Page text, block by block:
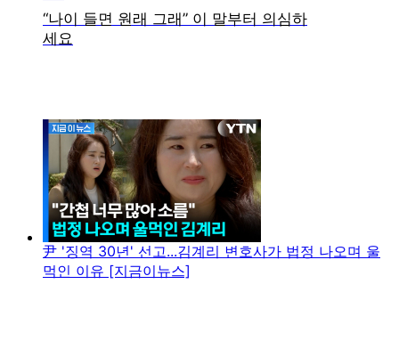
尹 '징역 30년' 선고...김계리 변호사가 법정 나오며 울
먹인 이유 [지금이뉴스]